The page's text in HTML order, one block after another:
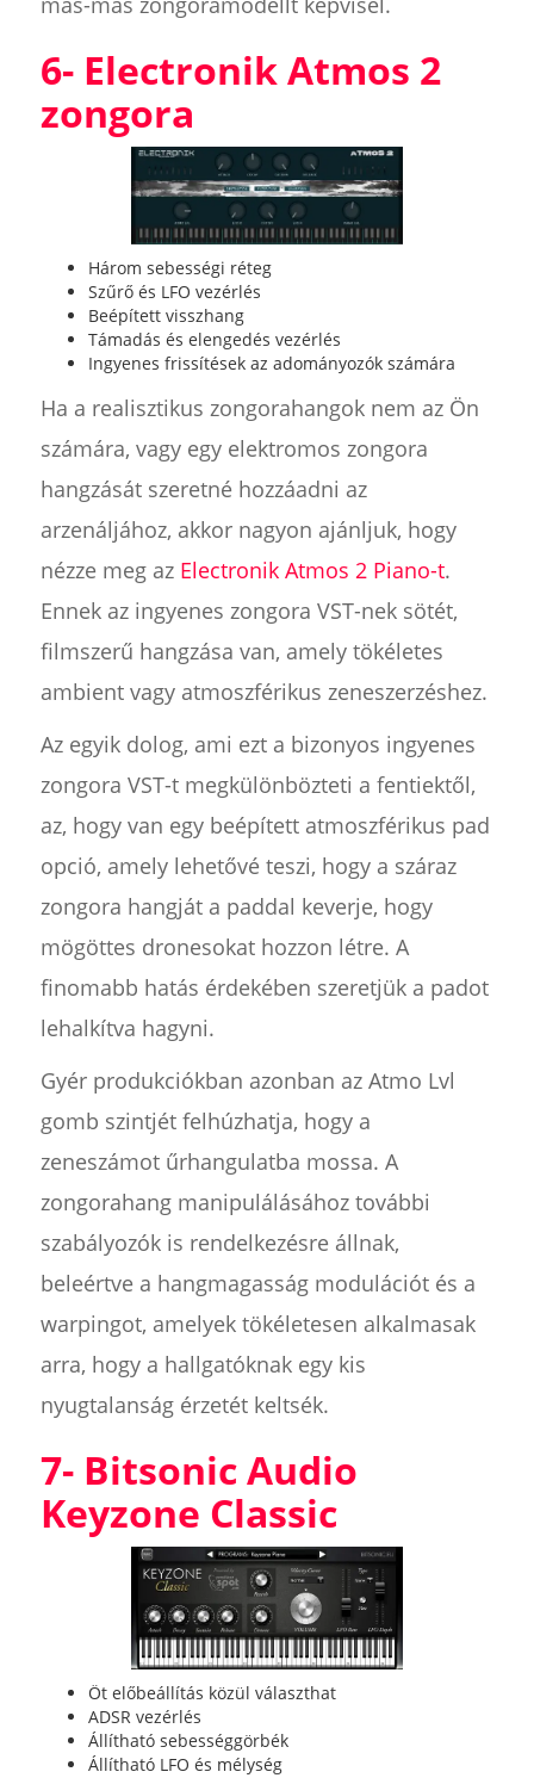
6- Electronik Atmos 2
zongora
Három sebességi réteg
Szűrő és LFO vezérlés
Beépített visszhang
Támadás és elengedés vezérlés
Ingyenes frissítések az adományozók számára
Ha a realisztikus zongorahangok nem az Ön
számára, vagy egy elektromos zongora
hangzását szeretné hozzáadni az
arzenáljához, akkor nagyon ajánljuk, hogy
nézze meg az Electronik Atmos 2 Piano-t.
Ennek az ingyenes zongora VST-nek sötét,
filmszerű hangzása van, amely tökéletes
ambient vagy atmoszférikus zeneszerzéshez.
Az egyik dolog, ami ezt a bizonyos ingyenes
zongora VST-t megkülönbözteti a fentiektől,
az, hogy van egy beépített atmoszférikus pad
opció, amely lehetővé teszi, hogy a száraz
zongora hangját a paddal keverje, hogy
mögöttes dronesokat hozzon létre. A
finomabb hatás érdekében szeretjük a padot
lehalkítva hagyni.
Gyér produkciókban azonban az Atmo Lvl
gomb szintjét felhúzhatja, hogy a
zeneszámot űrhangulatba mossa. A
zongorahang manipulálásához további
szabályozók is rendelkezésre állnak,
beleértve a hangmagasság modulációt és a
warpingot, amelyek tökéletesen alkalmasak
arra, hogy a hallgatóknak egy kis
nyugtalanság érzetét keltsék.
7- Bitsonic Audio
Keyzone Classic
Öt előbeállítás közül választhat
ADSR vezérlés
Állítható sebességgörbék
Állítható LFO és mélység